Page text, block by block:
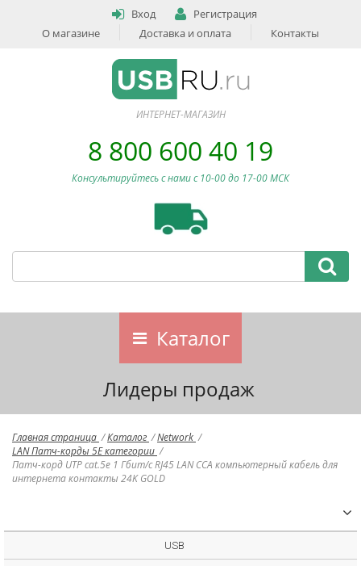
Вход
Регистрация
О магазине
Доставка и оплата Контакты
ИНТЕРНЕТ-МАГАЗИН
8 800 600 40 19
Консультируйтесь с нами c 10-00 до 17-00 МСК
Каталог
Лидеры продаж
Главная страница /Каталог /Network /
LAN Патч-корды 5E категории /
Патч-корд UTP cat.5e 1 Гбит/с RJ45 LAN CCA компьютерный кабель для
интернета контакты 24K GOLD
USB